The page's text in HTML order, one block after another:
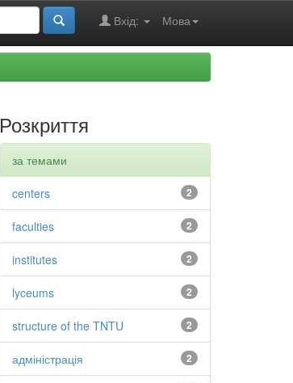
Мова
Вхід:
Розкриття
за темами
2
centers
2
faculties
2
institutes
2
lyceums
2
structure of the TNTU
2
адміністрація